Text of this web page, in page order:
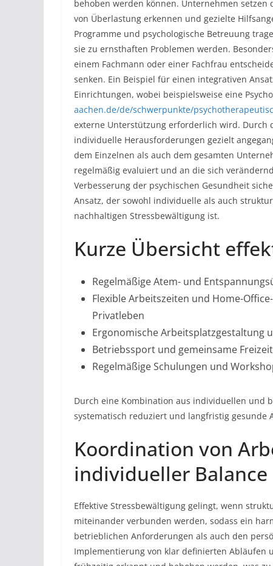
behoben werden können. Unternehmen
von Überlastung erkennen und gezielte
Programme und psychologische Betreuung
sie zu ernsthaften Problemen werden.
einem Fachmann oder einer Fachfrau
senken. Ein Beispiel für einen integrativen
Einrichtungen, wobei beispielsweise eine
aachen.de/de/schwerpunkte/
externe Unterstützung erforderlich wird. Durch
individuelle Herausforderungen gezielt
dem Einzelnen als auch dem gesamten
regelmäßig evaluiert und an die sich
Verbesserung der psychischen Gesundheit
Ansatz, der sowohl individuelle als auch
nachhaltigen Stressbewältigung ist.
Kurze Übersicht
Regelmäßige Atem- und
Flexible Arbeitszeiten und Home-
Privatleben
Ergonomische Arbeitsplatzgestaltung
Betriebssport und gemeinsame
Regelmäßige Schulungen und
Durch eine Kombination aus individuellen und
systematisch reduziert und langfristig
Koordination von
individueller Balance
Effektive Stressbewältigung gelingt, wenn
miteinander verbunden werden, sodass ein
betrieblichen Anforderungen als auch den
Implementierung von klar definierten Abläufen